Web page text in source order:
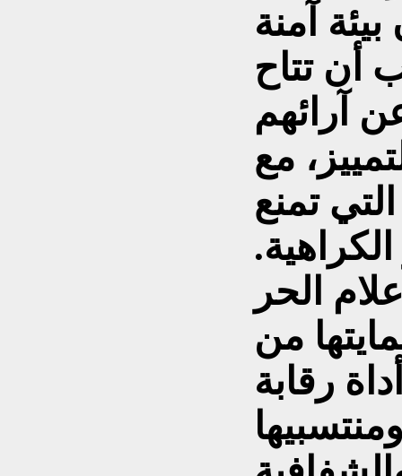
آمنة
أن تتاح
آرائهم
مع
التي تمنع
الحر
من
رقابة